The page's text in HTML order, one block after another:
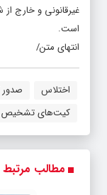
غیرقانونی و خارج
است.
انتهای متن/
اختلاس
کیت‌های تشخیص
مطالب مرتبط